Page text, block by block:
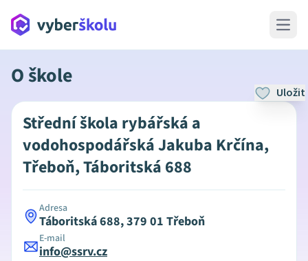
Open
O škole
Uložit
Střední škola rybářská a
vodohospodářská Jakuba Krčína,
Třeboň, Táboritská 688
Adresa
Táboritská 688, 379 01 Třeboň
E-mail
info@ssrv.cz